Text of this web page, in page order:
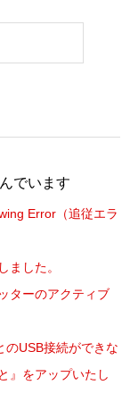
でいます
Error（追従エラ
ました。
ターのアクティブ
USB接続ができな
』をアップいたし